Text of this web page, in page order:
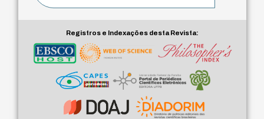
Registros e Indexações desta Revista: